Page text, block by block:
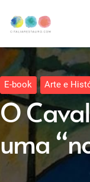
E-book Arte e
O
uma